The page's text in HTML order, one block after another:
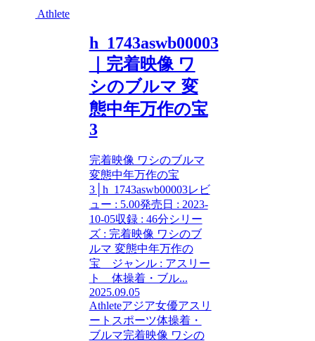
Athlete
h_1743aswb00003
｜完着映像 ワ
シのブルマ 変
態中年万作の宝
3
完着映像 ワシのブルマ
変態中年万作の宝
3│h_1743aswb00003レビ
ュー : 5.00発売日 : 2023-
10-05収録 : 46分シリー
ズ : 完着映像 ワシのブ
ルマ 変態中年万作の
宝 ジャンル : アスリー
ト 体操着・ブル...
2025.09.05
Athleteアジア女優アスリ
ート スポーツ体操着・
ブルマ完着映像 ワシの